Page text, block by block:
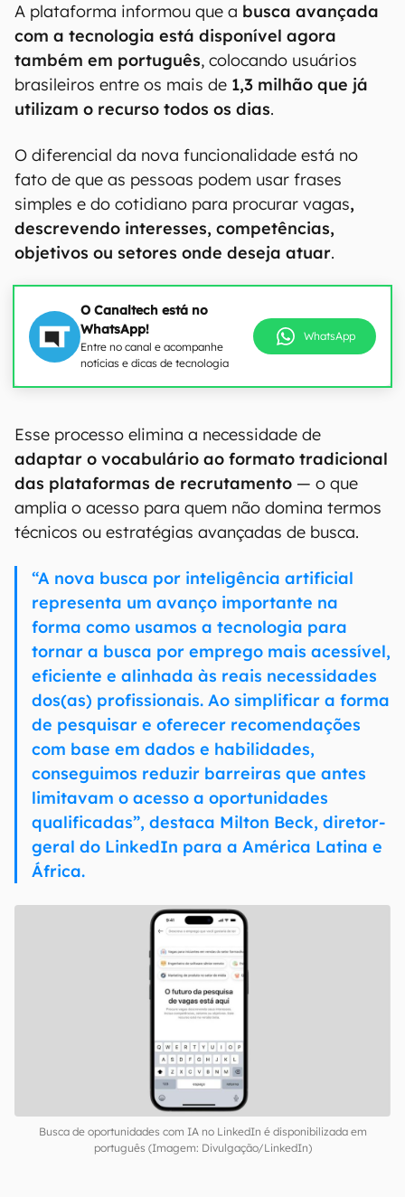
A plataforma informou que a busca avançada
com a tecnologia está disponível agora
também em português, colocando usuários
brasileiros entre os mais de 1,3 milhão que já
utilizam o recurso todos os dias.
O diferencial da nova funcionalidade está no
fato de que as pessoas podem usar frases
simples e do cotidiano para procurar vagas,
descrevendo interesses, competências,
objetivos ou setores onde deseja atuar.
O Canaltech está no
WhatsApp!
Entre no canal e acompanhe
notícias e dicas de tecnologia
WhatsApp
Esse processo elimina a necessidade de
adaptar o vocabulário ao formato tradicional
das plataformas de recrutamento— o que
amplia o acesso para quem não domina termos
técnicos ou estratégias avançadas de busca.
“A nova busca por inteligência artificial
representa um avanço importante na
forma como usamos a tecnologia para
tornar a busca por emprego mais acessível,
dos(as) profissionais. Ao simplificar a forma
de pesquisar e oferecer recomendações
com base em dados e habilidades,
conseguimos reduzir barreiras que antes
limitavam o acesso a oportunidades
geral do LinkedIn para a América Latina e